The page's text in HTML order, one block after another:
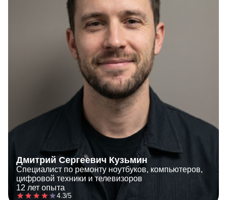
Дмитрий Сергеевич Кузьмин
Специалист по ремонту ноутбуков, компьютеров,
цифровой техники и телевизоров
12 лет опыта
4.3/5